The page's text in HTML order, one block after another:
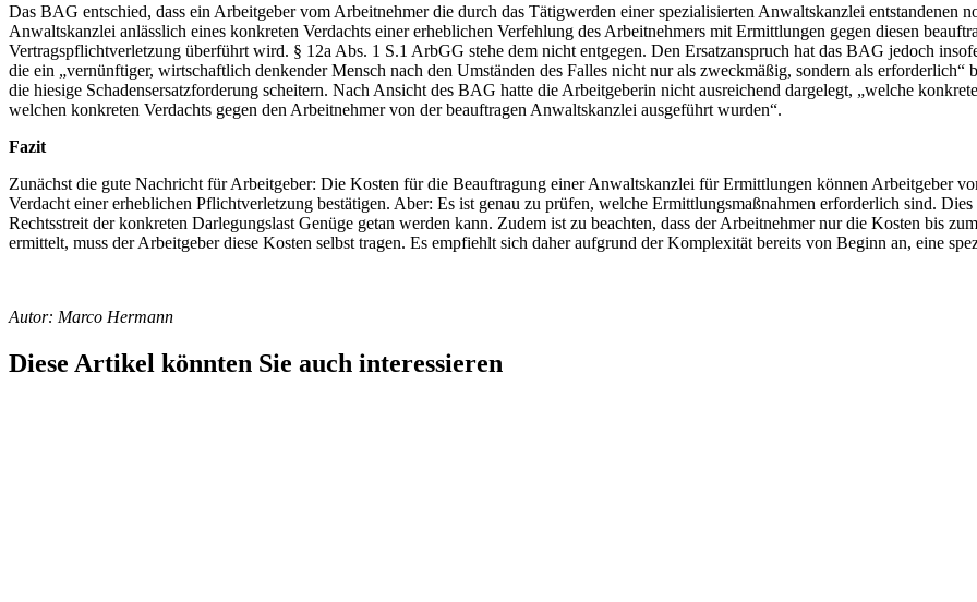
Das BAG entschied, dass ein Arbeitgeber vom Arbeitnehmer die durch das Tätigwerden einer spezialisierten Anwaltskanzlei entstandenen
Anwaltskanzlei anlässlich eines konkreten Verdachts einer erheblichen Verfehlung des Arbeitnehmers mit Ermittlungen gegen diesen
Vertragspflichtverletzung überführt wird. § 12a Abs. 1 S.1 ArbGG stehe dem nicht entgegen. Den Ersatzanspruch hat das BAG jedoch
die ein „vernünftiger, wirtschaftlich denkender Mensch nach den Umständen des Falles nicht nur als zweckmäßig, sondern als
die hiesige Schadensersatzforderung scheitern. Nach Ansicht des BAG hatte die Arbeitgeberin nicht ausreichend dargelegt, „welche
welchen konkreten Verdachts gegen den Arbeitnehmer von der beauftragen Anwaltskanzlei ausgeführt wurden“.
Fazit
Zunächst die gute Nachricht für Arbeitgeber: Die Kosten für die Beauftragung einer Anwaltskanzlei für Ermittlungen können Arbeitgeber
Verdacht einer erheblichen Pflichtverletzung bestätigen. Aber: Es ist genau zu prüfen, welche Ermittlungsmaßnahmen erforderlich sind.
Rechtsstreit der konkreten Darlegungslast Genüge getan werden kann. Zudem ist zu beachten, dass der Arbeitnehmer nur die Kosten bis
ermittelt, muss der Arbeitgeber diese Kosten selbst tragen. Es empfiehlt sich daher aufgrund der Komplexität bereits von Beginn an, eine
Autor: Marco Hermann
Diese Artikel könnten Sie auch interessieren